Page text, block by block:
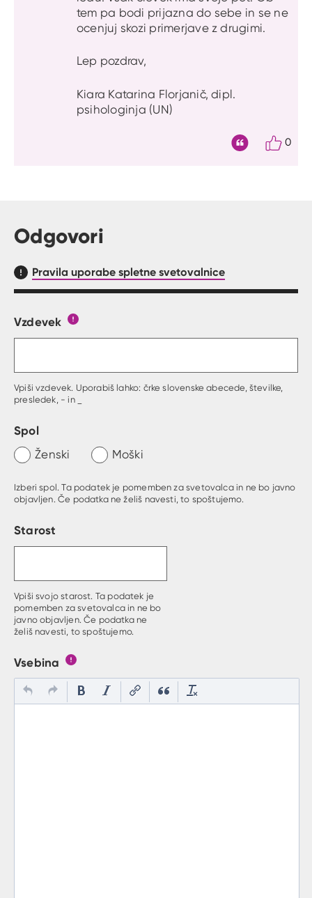
tem pa bodi prijazna do sebe in se ne
ocenjuj skozi primerjave z drugimi.
Lep pozdrav,
Kiara Katarina Florjanič, dipl.
psihologinja (UN)
0
Odgovori
Pravila uporabe spletne svetovalnice
Obrazec, kjer lahko zastaviš vprašanje
Vzdevek
Vpiši vzdevek. Uporabiš lahko: črke slovenske abecede, številke,
presledek, - in _
Spol
Ženski Moški
Izberi spol. Ta podatek je pomemben za svetovalca in ne bo javno
objavljen. Če podatka ne želiš navesti, to spoštujemo.
Starost
Vpiši svojo starost. Ta podatek je
pomemben za svetovalca in ne bo
javno objavljen. Če podatka ne
želiš navesti, to spoštujemo.
Vsebina